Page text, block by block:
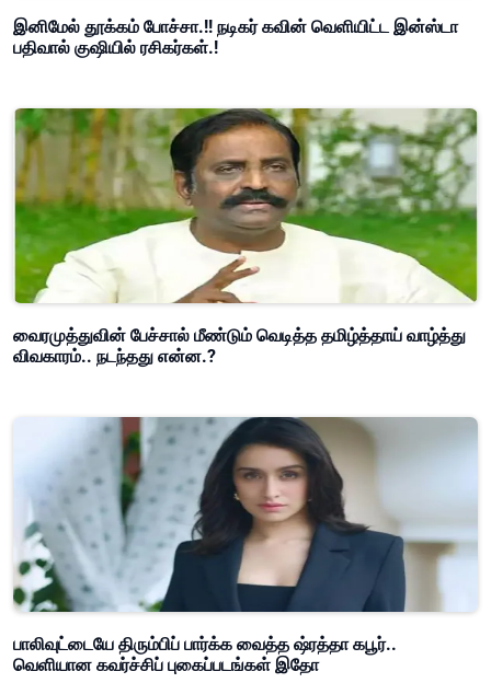
இனிமேல் தூக்கம் போச்சா.!! நடிகர் கவின் வெளியிட்ட இன்ஸ்டா
பதிவால் குஷியில் ரசிகர்கள்.!
வைரமுத்துவின் பேச்சால் மீண்டும் வெடித்த தமிழ்த்தாய் வாழ்த்து
விவகாரம்.. நடந்தது என்ன.?
பாலிவுட்டையே திரும்பிப் பார்க்க வைத்த ஷ்ரத்தா கபூர்..
வெளியான கவர்ச்சிப் புகைப்படங்கள் இதோ